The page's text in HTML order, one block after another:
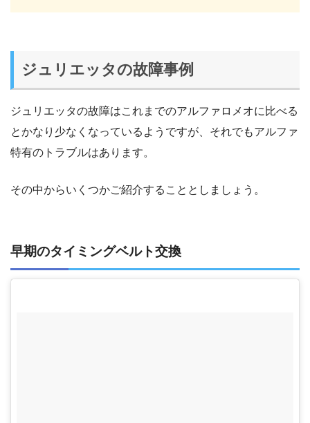
ジュリエッタの故障事例
ジュリエッタの故障はこれまでのアルファロメオに比べる
とかなり少なくなっているようですが、それでもアルファ
特有のトラブルはあります。
その中からいくつかご紹介することとしましょう。
早期のタイミングベルト交換